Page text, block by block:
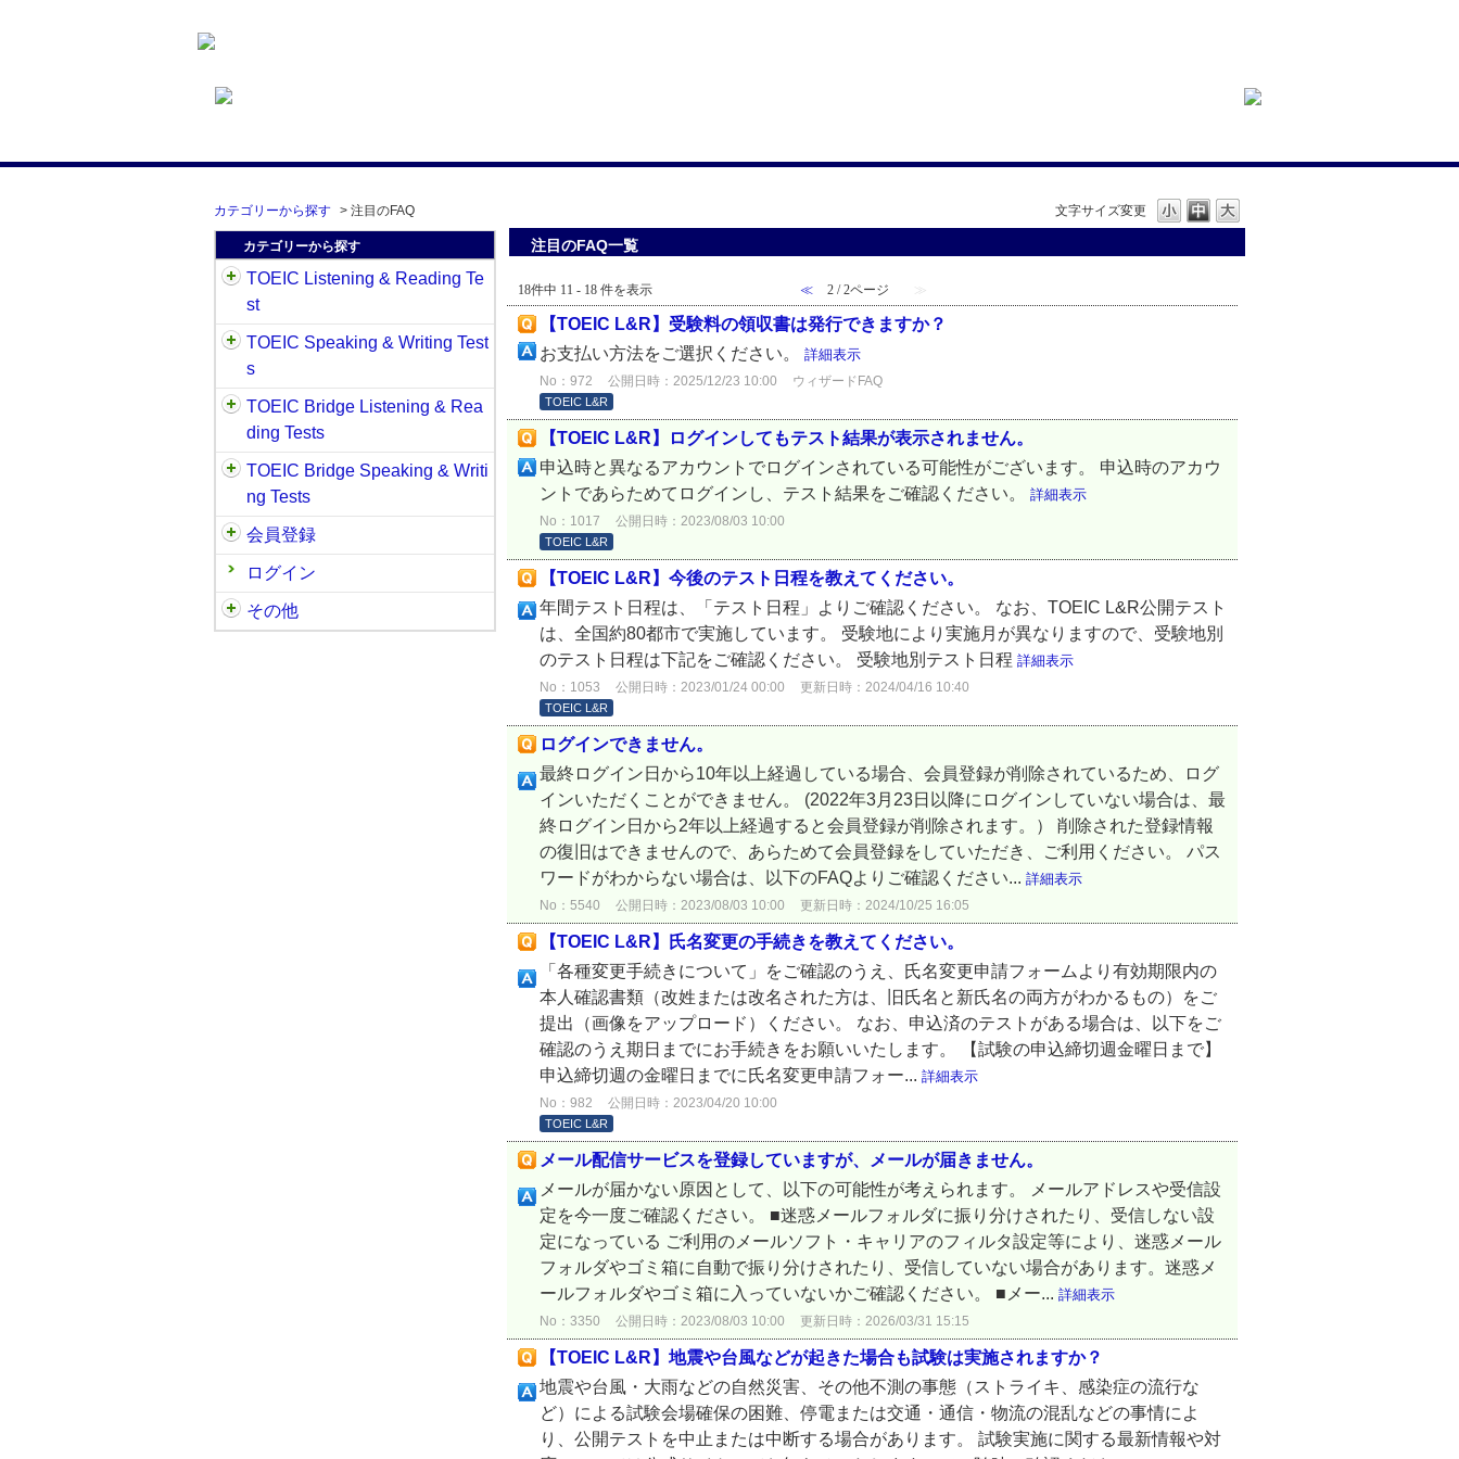
文字サイズ変更
カテゴリーから探す > 注目のFAQ
カテゴリーから探す
TOEIC Listening & Reading Te
st
TOEIC Speaking & Writing Test
s
TOEIC Bridge Listening & Rea
ding Tests
TOEIC Bridge Speaking & Writi
ng Tests
会員登録
ログイン
その他
注目のFAQ一覧
18件中 11 - 18 件を表示 ≪ 2 / 2ページ ≫
【TOEIC L&R】受験料の領収書は発行できますか？
お支払い方法をご選択ください。 詳細表示
No：972 公開日時：2025/12/23 10:00 ウィザードFAQ
TOEIC L&R
【TOEIC L&R】ログインしてもテスト結果が表示されません。
申込時と異なるアカウントでログインされている可能性がございます。 申込時のアカウ
ントであらためてログインし、テスト結果をご確認ください。 詳細表示
No：1017 公開日時：2023/08/03 10:00
TOEIC L&R
【TOEIC L&R】今後のテスト日程を教えてください。
年間テスト日程は、「テスト日程」よりご確認ください。 なお、TOEIC L&R公開テスト
は、全国約80都市で実施しています。 受験地により実施月が異なりますので、受験地別
のテスト日程は下記をご確認ください。 受験地別テスト日程 詳細表示
No：1053 公開日時：2023/01/24 00:00 更新日時：2024/04/16 10:40
TOEIC L&R
ログインできません。
最終ログイン日から10年以上経過している場合、会員登録が削除されているため、ログ
インいただくことができません。 (2022年3月23日以降にログインしていない場合は、最
終ログイン日から2年以上経過すると会員登録が削除されます。） 削除された登録情報
の復旧はできませんので、あらためて会員登録をしていただき、ご利用ください。 パス
ワードがわからない場合は、以下のFAQよりご確認ください... 詳細表示
No：5540 公開日時：2023/08/03 10:00 更新日時：2024/10/25 16:05
【TOEIC L&R】氏名変更の手続きを教えてください。
「各種変更手続きについて」をご確認のうえ、氏名変更申請フォームより有効期限内の
本人確認書類（改姓または改名された方は、旧氏名と新氏名の両方がわかるもの）をご
提出（画像をアップロード）ください。 なお、申込済のテストがある場合は、以下をご
確認のうえ期日までにお手続きをお願いいたします。 【試験の申込締切週金曜日まで】
申込締切週の金曜日までに氏名変更申請フォー... 詳細表示
No：982 公開日時：2023/04/20 10:00
TOEIC L&R
メール配信サービスを登録していますが、メールが届きません。
メールが届かない原因として、以下の可能性が考えられます。 メールアドレスや受信設
定を今一度ご確認ください。 ■迷惑メールフォルダに振り分けされたり、受信しない設
定になっている ご利用のメールソフト・キャリアのフィルタ設定等により、迷惑メール
フォルダやゴミ箱に自動で振り分けされたり、受信していない場合があります。迷惑メ
ールフォルダやゴミ箱に入っていないかご確認ください。 ■メー... 詳細表示
No：3350 公開日時：2023/08/03 10:00 更新日時：2026/03/31 15:15
【TOEIC L&R】地震や台風などが起きた場合も試験は実施されますか？
地震や台風・大雨などの自然災害、その他不測の事態（ストライキ、感染症の流行な
ど）による試験会場確保の困難、停電または交通・通信・物流の混乱などの事情によ
り、公開テストを中止または中断する場合があります。 試験実施に関する最新情報や対